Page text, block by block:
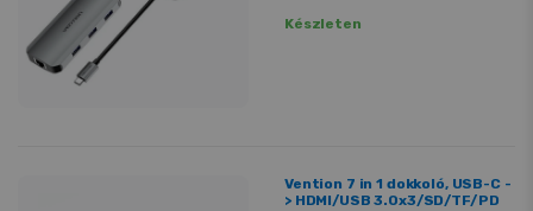
Készleten
Vention 7 in 1 dokkoló, USB-C -
> HDMI/USB 3.0x3/SD/TF/PD